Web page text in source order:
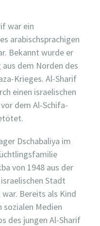
war ein
arabischsprachigen
Bekannt wurde er
dem Norden des
Krieges. Al-Sharif
einen israelischen
dem Al-Schifa-
Dschabaliya im
von 1948 aus der
Stadt
Bereits als Kind
Medien
des jungen Al-Sharif